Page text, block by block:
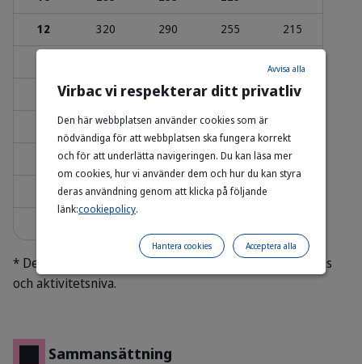
12 320 290 255 215
405 365 325 270
360
385 320
* Dessa mängder kan variera beroende pa hundens ras
och aktivitetsniva.
Sammansättning
Virbac vi respekterar ditt privatliv
Den här webbplatsen använder cookies som är
nödvändiga för att webbplatsen ska fungera korrekt
och för att underlätta navigeringen. Du kan läsa mer
om cookies, hur vi använder dem och hur du kan styra
deras användning genom att klicka på följande
länk:cookiepolicy.
Avvisa alla
Acceptera alla
Hantera cookies